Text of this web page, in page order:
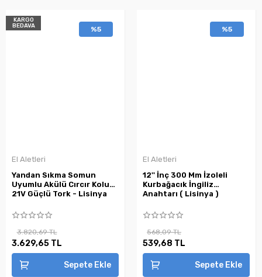
KARGO
BEDAVA
%5
El Aletleri
Yandan Sıkma Somun
Uyumlu Akülü Cırcır Kolu
21V Güçlü Tork - Lisinya
3.820,69 TL
3.629,65 TL
Sepete Ekle
%5
El Aletleri
12'' İnç 300 Mm İzoleli
Kurbağacık İngiliz
Anahtarı ( Lisinya )
568,09 TL
539,68 TL
Sepete Ekle